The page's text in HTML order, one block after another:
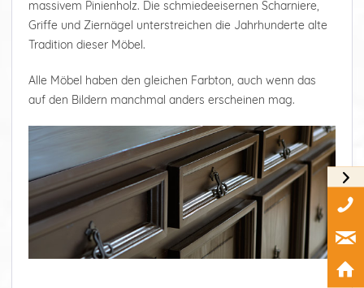
massivem Pinienholz. Die schmiedeeisernen Scharniere,
Griffe und Ziernägel unterstreichen die Jahrhunderte alte
Tradition dieser Möbel.
Alle Möbel haben den gleichen Farbton, auch wenn das
auf den Bildern manchmal anders erscheinen mag.